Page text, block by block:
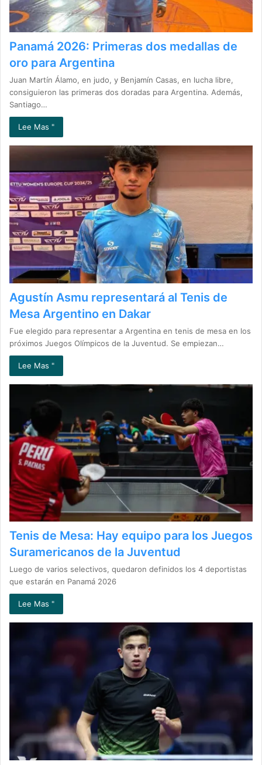
Panamá 2026: Primeras dos medallas de
oro para Argentina
Juan Martín Álamo, en judo, y Benjamín Casas, en lucha libre,
consiguieron las primeras dos doradas para Argentina. Además,
Santiago…
Lee Mas "
Agustín Asmu representará al Tenis de
Mesa Argentino en Dakar
Fue elegido para representar a Argentina en tenis de mesa en los
próximos Juegos Olímpicos de la Juventud. Se empiezan…
Lee Mas "
Tenis de Mesa: Hay equipo para los Juegos
Suramericanos de la Juventud
Luego de varios selectivos, quedaron definidos los 4 deportistas
que estarán en Panamá 2026
Lee Mas "